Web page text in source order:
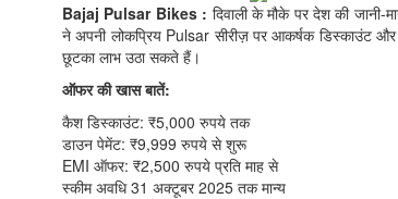
Bajaj Pulsar Bikes : दिवाली के मौके पर देश की
ने अपनी लोकप्रिय Pulsar सीरीज़ पर आकर्षक डिस्काउंट
छूटका लाभ उठा सकते हैं।
ऑफर की खास बातें:
कैश डिस्काउंट: ₹5,000 रुपये तक
डाउन पेमेंट: ₹9,999 रुपये से शुरू
EMI ऑफर: ₹2,500 रुपये प्रति माह से
स्कीम अवधि 31 अक्टूबर 2025 तक मान्य